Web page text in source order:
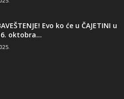
Evo ko će u ČAJETINI u
oktobra...